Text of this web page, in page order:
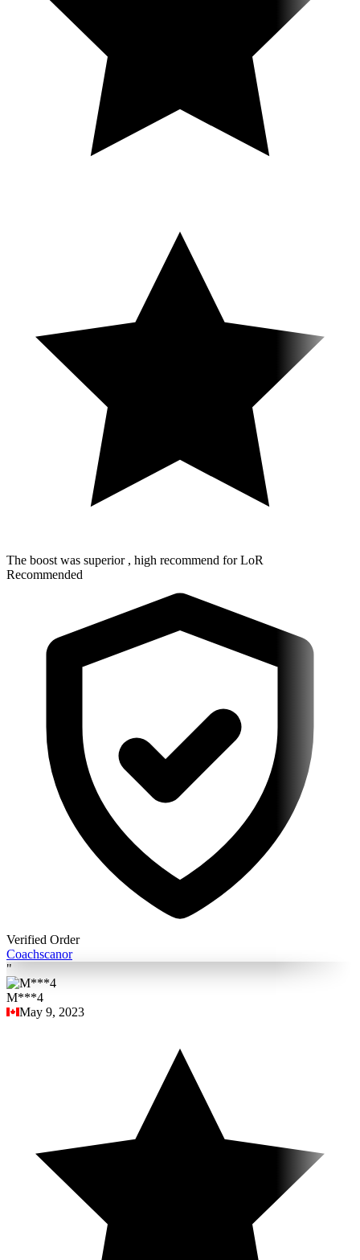
The boost was superior , high recommend for LoR
Recommended
Verified Order
Coachscanor
"
M***4
May 9, 2023